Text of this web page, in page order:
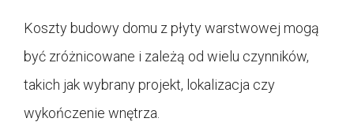
Koszty budowy domu z płyty warstwowej mogą
być zróżnicowane i zależą od wielu czynników,
takich jak wybrany projekt, lokalizacja czy
wykończenie wnętrza.